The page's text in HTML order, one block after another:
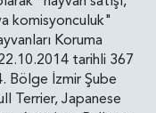
komisyonculuk"
Koruma
tarihli 367
Bölge İzmir Şube
Terrier, Japanese